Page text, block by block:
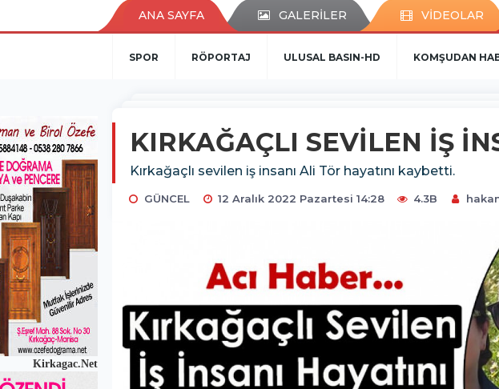
ANA SAYFA GALERİLER VİDEOLAR
SPOR RÖPORTAJ ULUSAL BASIN-HD KOMŞUDAN
KIRKAĞAÇLI SEVİLEN İŞ
Kırkağaçlı sevilen iş insanı Ali Tör hayatını kaybetti.
GÜNCEL 12 Aralık 2022 Pazartesi 14:28 4.3B
Kirkagac.Net